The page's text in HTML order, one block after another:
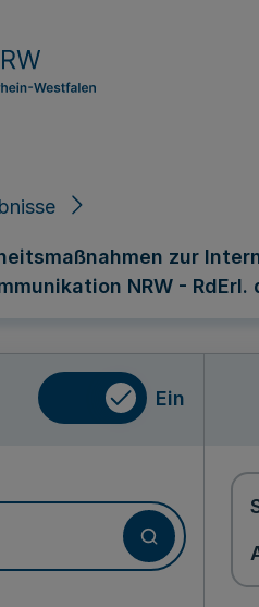
zur
NRW - RdErl.
Ein